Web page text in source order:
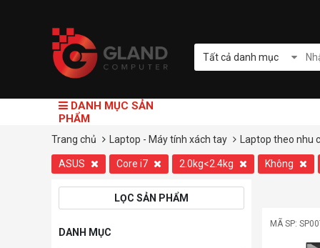
Tất cả danh mục
DANH MỤC SẢN
PHẨM
Trang chủ Laptop - Máy tính xách tay Laptop theo nhu
ASUS Core i7 2.0kg<2.4kg Không
LỌC SẢN PHẨM
DANH MỤC
MÃ SP: